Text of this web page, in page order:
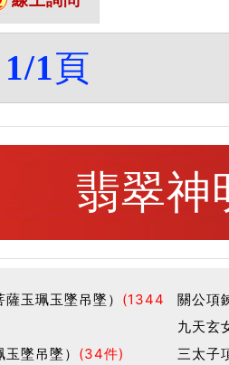
吊墜玉珮
證書
1/1頁
翡翠神
玉珮玉墜吊墜） (1344
關公項
九天玄
墜吊墜） (34件)
三太子